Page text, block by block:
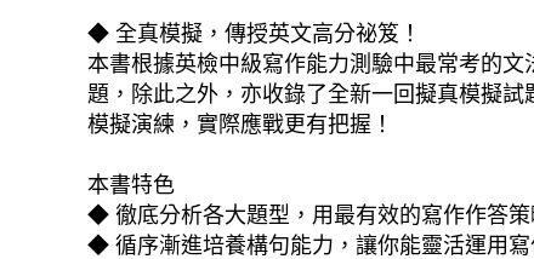
◆ 全真模擬，傳授英文高分祕笈！
本書根據英檢中級寫作能力測驗中最常考的
題，除此之外，亦收錄了全新一回擬真模擬
模擬演練，實際應戰更有把握！
本書特色
◆ 徹底分析各大題型，用最有效的寫作作答策
◆ 循序漸進培養構句能力，讓你能靈活運用